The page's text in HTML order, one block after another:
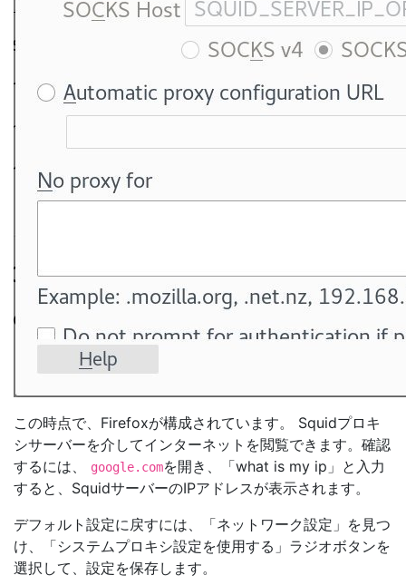
この時点で、Firefoxが構成されています。 Squidプロキ
シサーバーを介してインターネットを閲覧できます。確認
するには、
google.comを開き、「what is my ip」と入力
すると、SquidサーバーのIPアドレスが表示されます。
デフォルト設定に戻すには、「ネットワーク設定」を見つ
け、「システムプロキシ設定を使用する」ラジオボタンを
選択して、設定を保存します。